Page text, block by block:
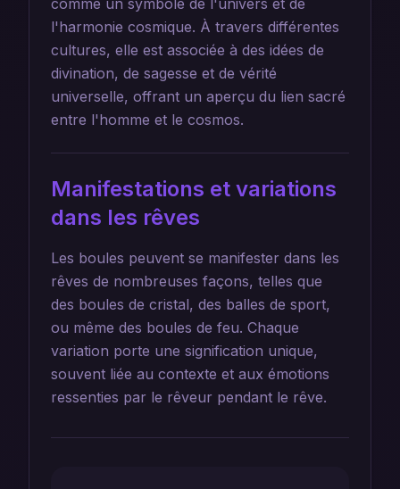
comme un symbole de l'univers et de
l'harmonie cosmique. À travers différentes
cultures, elle est associée à des idées de
divination, de sagesse et de vérité
universelle, offrant un aperçu du lien sacré
entre l'homme et le cosmos.
Manifestations et variations
dans les rêves
Les boules peuvent se manifester dans les
rêves de nombreuses façons, telles que
des boules de cristal, des balles de sport,
ou même des boules de feu. Chaque
variation porte une signification unique,
souvent liée au contexte et aux émotions
ressenties par le rêveur pendant le rêve.